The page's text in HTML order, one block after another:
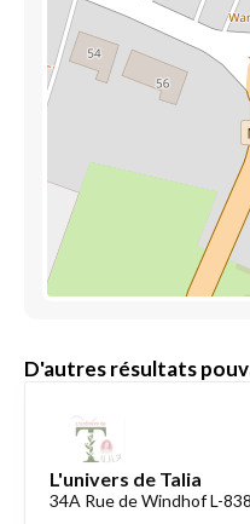
D'autres résultats
L'univers de Talia
34A Rue de Windhof L-